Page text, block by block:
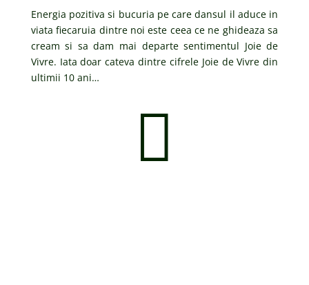
Energia pozitiva si bucuria pe care dansul il aduce in
viata fiecaruia dintre noi este ceea ce ne ghideaza sa
cream si sa dam mai departe sentimentul Joie de
Vivre. Iata doar cateva dintre cifrele Joie de Vivre din
ultimii 10 ani…
